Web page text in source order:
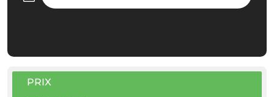
PRIX